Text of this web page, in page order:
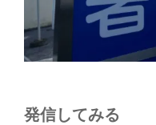
発信してみる